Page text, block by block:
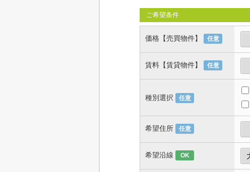
ご希望条件
価格【売買物件】 任意
賃料【賃貸物件】 任意
種別選択 任意
希望住所 任意
希望沿線 OK